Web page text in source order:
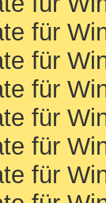
für
für
für
für
für
für